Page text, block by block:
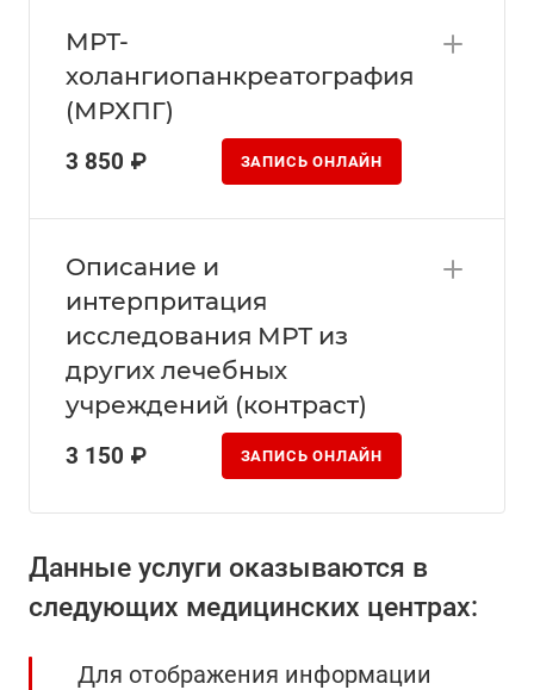
МРТ-
холангиопанкреатография
(МРХПГ)
3 850 ₽ ЗАПИСЬ ОНЛАЙН
Описание и
интерпритация
исследования МРТ из
других лечебных
учреждений (контраст)
3 150 ₽ ЗАПИСЬ ОНЛАЙН
Данные услуги оказываются в
следующих медицинских центрах:
Для отображения информации